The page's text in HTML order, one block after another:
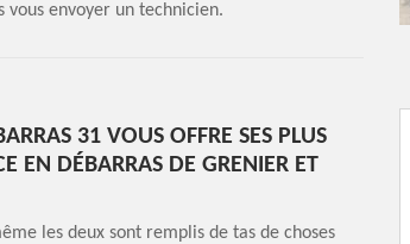
envoyer un technicien.
31 VOUS OFFRE SES PLUS
EN DÉBARRAS DE GRENIER ET
les deux sont remplis de tas de choses